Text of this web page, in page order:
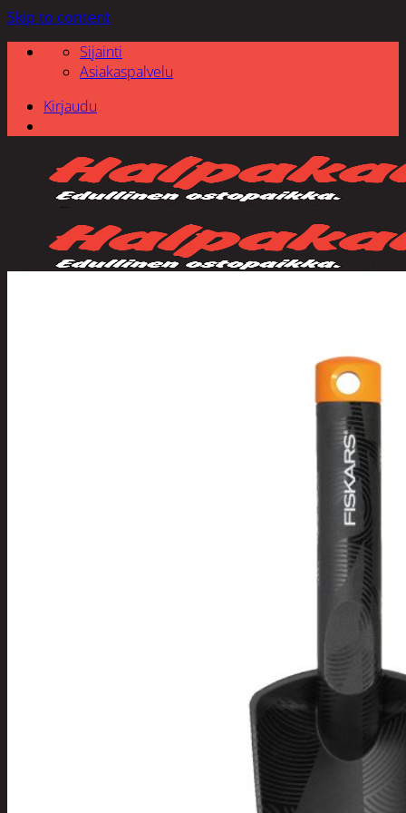
Skip to content
Sijainti
Asiakaspalvelu
Kirjaudu
Joulu- ja kausivalot
Eläimet ja
tontut
Kyntteliköt
Valoketjut ja
kuusenvalot
asetelmat
Tontut ja
muut
Joulutekstiilit
Paketointi
Marjastus
Talvi
Päivittäistavarat